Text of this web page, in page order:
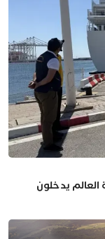
من مغاربة العالم يدخلون